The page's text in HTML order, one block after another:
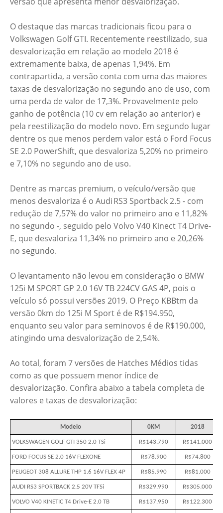
O destaque das marcas tradicionais ficou para o
Volkswagen Golf GTI. Recentemente reestilizado, sua
desvalorização em relação ao modelo 2018 é
extremamente baixa, de apenas 1,94%. Em
contrapartida, a versão conta com uma das maiores
taxas de desvalorização no segundo ano de uso, com
uma perda de valor de 17,3%. Provavelmente pelo
ganho de potência (10 cv em relação ao anterior) e
pela reestilização do modelo novo. Em segundo lugar
dentre os que menos perdem valor está o Ford Focus
SE 2.0 PowerShift, que desvaloriza 5,20% no primeiro
e 7,10% no segundo ano de uso.
Dentre as marcas premium, o veículo/versão que
menos desvaloriza é o Audi RS3 Sportback 2.5 - com
redução de 7,57% do valor no primeiro ano e 11,82%
no segundo -, seguido pelo Volvo V40 Kinect T4 Drive-
E, que desvaloriza 11,34% no primeiro ano e 20,26%
no segundo.
O levantamento não levou em consideração o BMW
125i M SPORT GP 2.0 16V TB 224CV GAS 4P, pois o
veículo só possui versões 2019. O Preço KBBtm da
versão 0km do 125i M Sport é de R$194.950,
enquanto seu valor para seminovos é de R$190.000,
atingindo uma desvalorização de 2,54%.
Ao total, foram 7 versões de Hatches Médios tidas
como as que possuem menor índice de
desvalorização. Confira abaixo a tabela completa de
valores e taxas de desvalorização:
Modelo 0KM 2018
VOLKSWAGEN GOLF GTI 350 2.0 TSi R$143.790 R$141.000
FORD FOCUS SE 2.0 16V FLEXONE R$78.900 R$74.800
PEUGEOT 308 ALLURE THP 1.6 16V FLEX 4P R$85.990 R$81.000
AUDI RS3 SPORTBACK 2.5 20V TFSi R$329.990 R$305.000
VOLVO V40 KINETIC T4 Drive-E 2.0 TB R$137.950 R$122.300